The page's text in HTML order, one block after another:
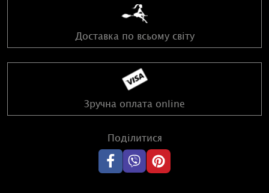
Доставка по всьому світу
Зручна оплата online
Поділитися